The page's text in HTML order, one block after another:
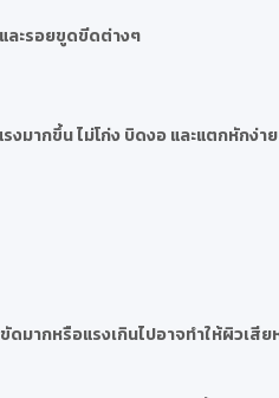
ละรอยขูดขีดต่างๆ
มากขึ้น ไม่โก่ง บิดงอ และแตกหักง่าย
ากหรือแรงเกินไปอาจทำให้ผิวเสีย